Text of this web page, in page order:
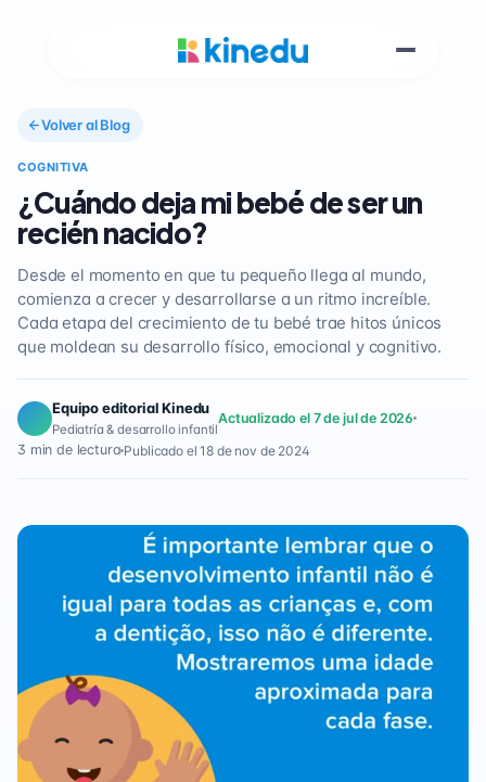
Volver al Blog
COGNITIVA
¿Cuándo deja mi bebé de ser un
recién nacido?
Desde el momento en que tu pequeño llega al mundo,
comienza a crecer y desarrollarse a un ritmo increíble.
Cada etapa del crecimiento de tu bebé trae hitos únicos
que moldean su desarrollo físico, emocional y cognitivo.
Equipo editorial Kinedu
Pediatría & desarrollo infantil
Actualizado el 7 de jul de 2026
3 min de lectura Publicado el 18 de nov de 2024